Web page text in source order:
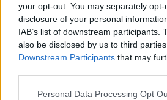
your opt-out. You may separately
disclosure of your personal
IAB’s list of downstream participants.
also be disclosed by us to third
Downstream Participants that may
Personal Data Processing Opt